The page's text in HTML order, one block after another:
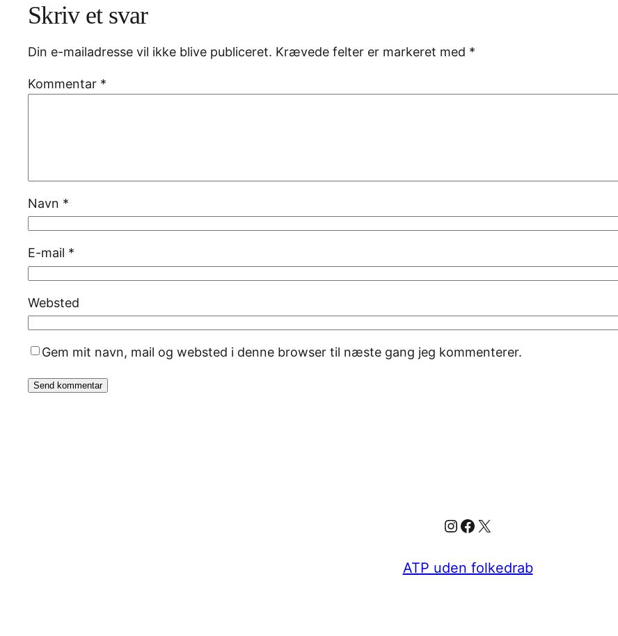
Skriv et svar
Din e-mailadresse vil ikke blive publiceret. Krævede felter er markeret med *
Kommentar *
Navn *
E-mail *
Websted
Gem mit navn, mail og websted i denne browser til næste gang jeg kommenterer.
Instagram
Facebook
X
ATP uden folkedrab